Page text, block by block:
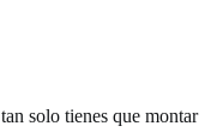
solo tienes que montar